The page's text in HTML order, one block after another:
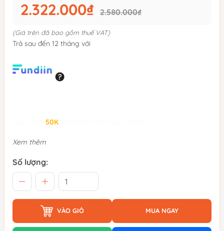
2.322.000₫ 2.580.000₫
(Giá trên đã bao gồm thuế VAT)
Trả sau đến 12 tháng với
50K
Xem thêm
Số lượng:
VÀO GIỎ MUA NGAY